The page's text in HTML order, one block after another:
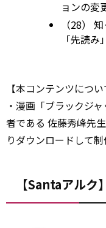
ョンの変
（28）
「先読み
【本コンテンツについ
・漫画「ブラックジ
者である 佐藤秀峰先
りダウンロードして制
【Santaアルク